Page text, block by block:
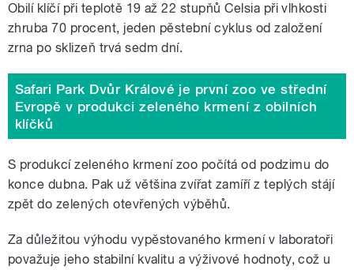
Obilí klíčí při teplotě 19 až 22 stupňů Celsia při vlhkosti
zhruba 70 procent, jeden pěstební cyklus od založení
zrna po sklizeň trvá sedm dní.
Safari Park Dvůr Králové je první zoo ve střední
Evropě v produkci zeleného krmení z obilních
klíčků
S produkcí zeleného krmení zoo počítá od podzimu do
konce dubna. Pak už většina zvířat zamíří z teplých stájí
zpět do zelených otevřených výběhů.
Za důležitou výhodu vypěstovaného krmení v laboratoři
považuje jeho stabilní kvalitu a výživové hodnoty, což u